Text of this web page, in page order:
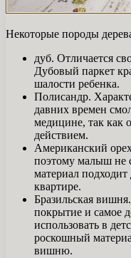
Некоторые породы
дуб. Отличается
Дубовый паркет
шалости ребенка.
Полисандр.
давних времен
медицине, так как
действием.
Американский
поэтому малыш не
материал
квартире.
Бразильская
покрытие и самое
использовать в
роскошный
вишню.